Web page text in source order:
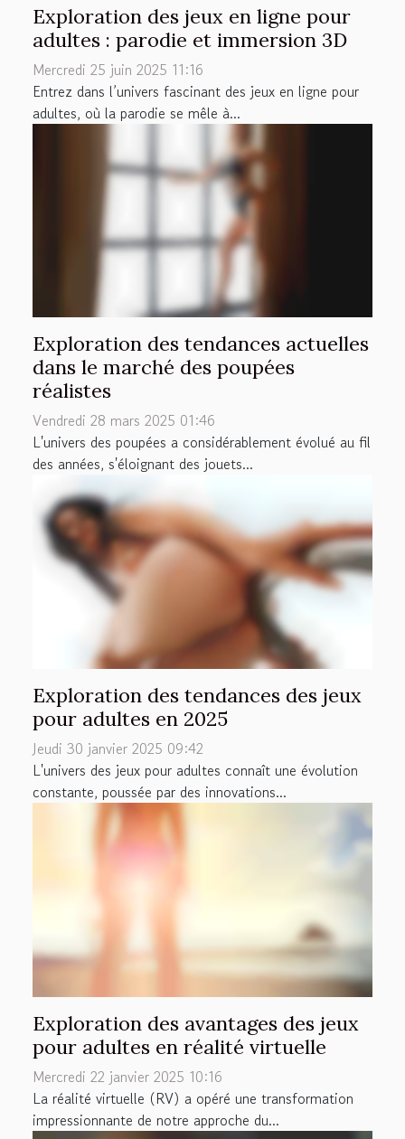
Exploration des jeux en ligne pour
adultes : parodie et immersion 3D
Mercredi 25 juin 2025 11:16
Entrez dans l’univers fascinant des jeux en ligne pour
adultes, où la parodie se mêle à...
Exploration des tendances actuelles
dans le marché des poupées
réalistes
Vendredi 28 mars 2025 01:46
L'univers des poupées a considérablement évolué au fil
des années, s'éloignant des jouets...
Exploration des tendances des jeux
pour adultes en 2025
Jeudi 30 janvier 2025 09:42
L'univers des jeux pour adultes connaît une évolution
constante, poussée par des innovations...
Exploration des avantages des jeux
pour adultes en réalité virtuelle
Mercredi 22 janvier 2025 10:16
La réalité virtuelle (RV) a opéré une transformation
impressionnante de notre approche du...